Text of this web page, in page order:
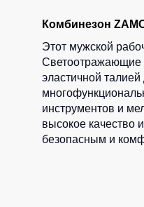
Комбинезон
Этот мужской
Светоотражающие
эластичной
инструментов и
высокое качество
безопасным и